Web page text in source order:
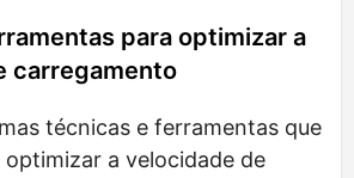
para optimizar a
carregamento
técnicas e ferramentas que
optimizar a velocidade de